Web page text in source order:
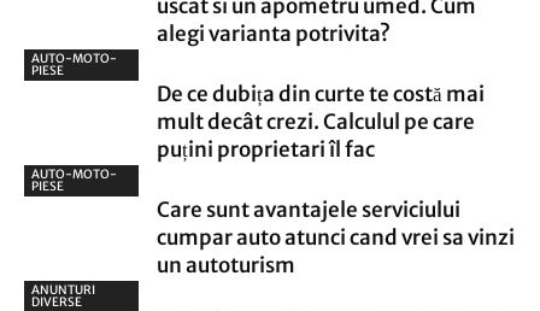
uscat si un apometru umed. Cum
alegi varianta potrivita?
AUTO-MOTO-
PIESE
De ce dubița din curte te costă mai
mult decât crezi. Calculul pe care
puțini proprietari îl fac
AUTO-MOTO-
PIESE
Care sunt avantajele serviciului
cumpar auto atunci cand vrei sa vinzi
un autoturism
ANUNTURI
DIVERSE